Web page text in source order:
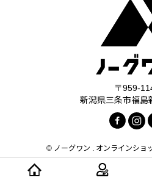
〒959-
新潟県三条市福島
© ノーグワン . オンラインショ